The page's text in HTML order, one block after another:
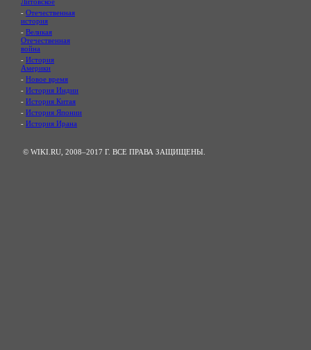
- Отечественная
история
- Великая
Отечественная
война
- История
Америки
- Новое время
- История Индии
- История Китая
- История Японии
- История Ирана
© WIKI.RU, 2008–2017 Г. ВСЕ ПРАВА ЗАЩИЩЕНЫ.